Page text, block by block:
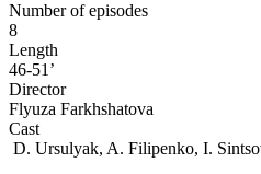
Number of episodes
8
Length
46-51’
Director
Flyuza Farkhshatova
Cast
D. Ursulyak, A. Filipenko, I.